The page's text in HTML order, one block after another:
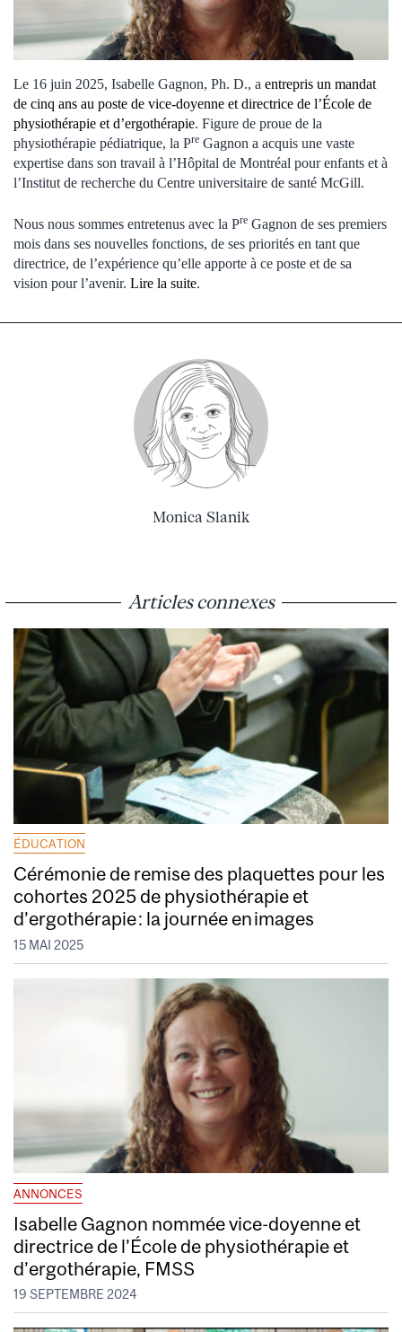
Le 16 juin 2025, Isabelle Gagnon, Ph. D., a entrepris un mandat
de cinq ans au poste de vice-doyenne et directrice de l’École de
physiothérapie et d’ergothérapie. Figure de proue de la
physiothérapie pédiatrique, la Pre Gagnon a acquis une vaste
expertise dans son travail à l’Hôpital de Montréal pour enfants et à
l’Institut de recherche du Centre universitaire de santé McGill.
Nous nous sommes entretenus avec la Pre Gagnon de ses premiers
mois dans ses nouvelles fonctions, de ses priorités en tant que
directrice, de l’expérience qu’elle apporte à ce poste et de sa
vision pour l’avenir. Lire la suite.
Monica Slanik
Articles connexes
ÉDUCATION
Cérémonie de remise des plaquettes pour les
cohortes 2025 de physiothérapie et
d’ergothérapie : la journée en images
15 MAI 2025
ANNONCES
Isabelle Gagnon nommée vice-doyenne et
directrice de l’École de physiothérapie et
d’ergothérapie, FMSS
19 SEPTEMBRE 2024